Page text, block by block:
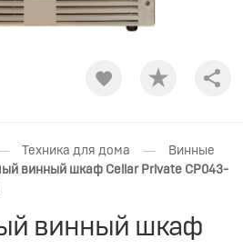
Техника для дома —
Винные
винный шкаф Cellar Private CP043-
винный шкаф